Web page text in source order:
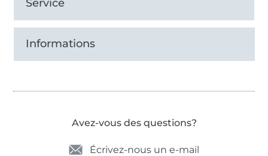
Service
Informations
Avez-vous des questions?
Écrivez-nous un e-mail